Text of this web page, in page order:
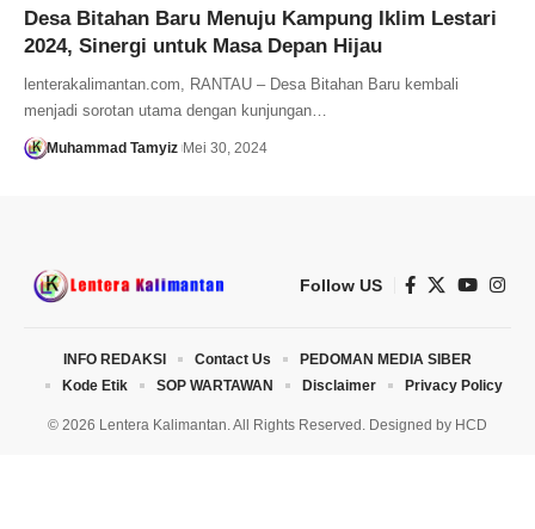
Desa Bitahan Baru Menuju Kampung Iklim Lestari
2024, Sinergi untuk Masa Depan Hijau
lenterakalimantan.com, RANTAU – Desa Bitahan Baru kembali
menjadi sorotan utama dengan kunjungan…
Muhammad Tamyiz Mei 30, 2024
Follow US
© 2026 Lentera Kalimantan. All Rights Reserved. Designed by HCD
INFO REDAKSI Contact Us
PEDOMAN MEDIA SIBER
Kode Etik
SOP WARTAWAN Disclaimer Privacy Policy